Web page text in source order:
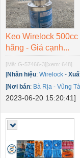
Keo Wirelock
hãng - Giá cạnh...
[Mã: G-57466-3] [xem: 648]
[Nhãn hiệu: Wirelock -
[Nơi bán: Bà Rịa - Vũng
2023-06-20 15:20:41]